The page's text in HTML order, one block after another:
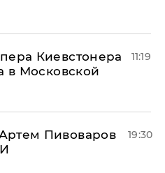
Киевстонера
в Московской
11:19
Пивоваров
19:30